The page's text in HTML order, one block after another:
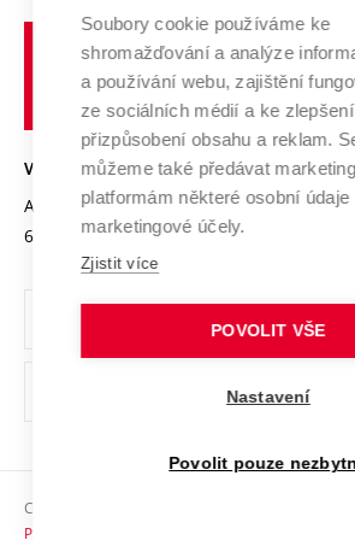
Výzkumné infrastruktury
Transfer znalostí
Open Science
Projekty
Projekty ze strukturálních fondů
Specifický výzkum
Spolupráce se školami
Služby univerzity
Mezinárodní dohody
Univerzitní sítě
Profil univerzity
Udržitelná univerzita
Podnikavá univerzita / ContriBUTe
Bezpečná univerzita
Vyznamenání
Organizační struktura
Ochrana osobních údajů
odkaz)
Sociální bezpečí
VYSOKÉ UČENÍ TECHNICKÉ V BRNĚ
Antonínská 548/1
602 00 Brno
www.vut.cz
vut@vutbr.cz
Copyright © 2026 VUT
Prohlášení o přístupnosti
Soubory cookie používáme ke
shromažďování a analýze
a používání webu, zajištění
ze sociálních médií a ke
přizpůsobení obsahu a reklam.
můžeme také předávat
platformám některé osobní údaje
marketingové účely.
Zjistit více
POVOLIT VŠE
Nastavení
Povolit pouze